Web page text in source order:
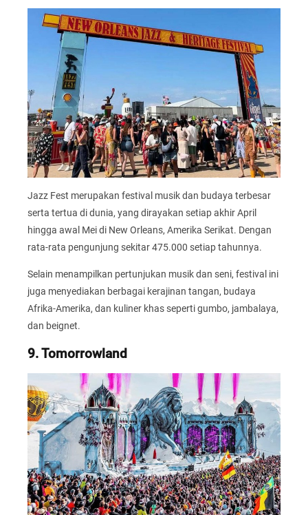
Jazz Fest merupakan festival musik dan budaya terbesar
serta tertua di dunia, yang dirayakan setiap akhir April
hingga awal Mei di New Orleans, Amerika Serikat. Dengan
rata-rata pengunjung sekitar 475.000 setiap tahunnya.
Selain menampilkan pertunjukan musik dan seni, festival ini
juga menyediakan berbagai kerajinan tangan, budaya
Afrika-Amerika, dan kuliner khas seperti gumbo, jambalaya,
dan beignet.
9. Tomorrowland